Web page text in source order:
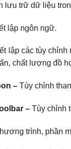
lưu trữ dữ liệu
lập ngôn ngữ.
lập các tùy
chất lượng đồ
– Tùy chỉnh
– Tùy chỉnh
trình, phần